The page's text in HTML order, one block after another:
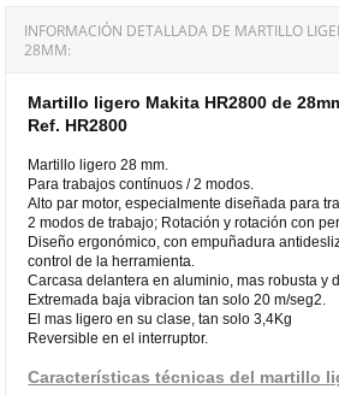
INFORMACIÓN DETALLADA DE MARTILLO
28MM:
Martillo ligero Makita HR2800 de
Ref. HR2800
Martillo ligero 28 mm.
Para trabajos contínuos / 2 modos.
Alto par motor, especialmente diseñada para
2 modos de trabajo; Rotación y rotación con
Diseño ergonómico, con empuñadura
control de la herramienta.
Carcasa delantera en aluminio, mas robusta y
Extremada baja vibracion tan solo 20 m/seg2.
El mas ligero en su clase, tan solo 3,4Kg
Reversible en el interruptor.
Características técnicas del martillo